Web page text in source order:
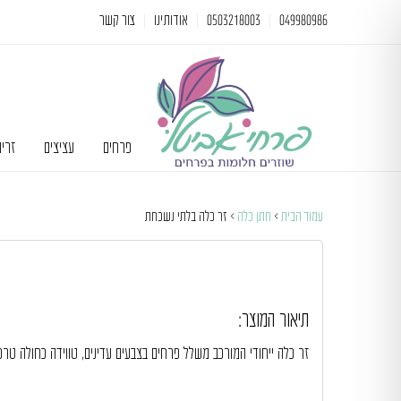
049980986
0503218003 אודותינו צור קשר
פרחים עציצים
עמוד הבית > חתן כלה > זר כלה בלתי נשכחת
תיאור המוצר:
זר כלה ייחודי המורכב משלל פרחים בצבעים עדינים, טווידה כחולה